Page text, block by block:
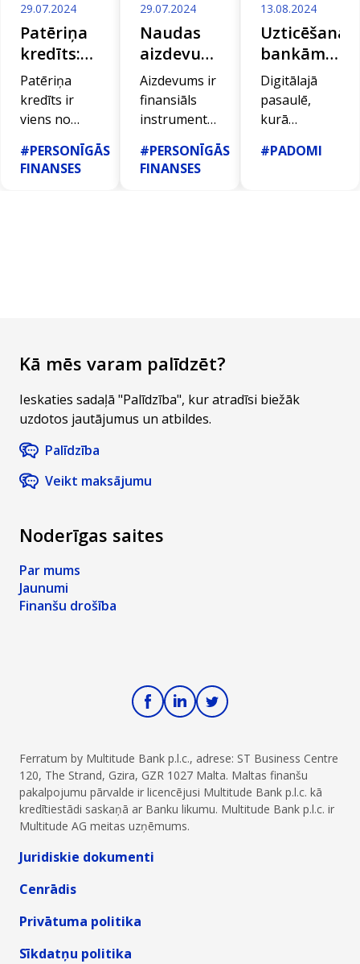
29.07.2024
Patēriņa
kredīts:
atbildīgs
solis
mērķu
Patēriņa
kredīts ir
viens no
veidiem, kā
iegūt papildu
#PERSONĪGĀS
FINANSES
29.07.2024
Naudas
aizdevumi
Latvijā:
priekšrocības
un
Aizdevums ir
finansiāls
instruments,
iespēju gan
fiziskām, gan
uzņēmējdarbības
#PERSONĪGĀS
FINANSES
13.08.2024
Uzticēšanās
bankām
ar jūsu
datiem:
Jūsu
drošībai
Digitālajā
pasaulē,
kurā
informācija
#PADOMI
Kā mēs varam palīdzēt?
Ieskaties sadaļā "Palīdzība", kur atradīsi biežāk
uzdotos jautājumus un atbildes.
Palīdzība
Veikt maksājumu
Noderīgas saites
Par mums
Jaunumi
Finanšu drošība
Ferratum by Multitude Bank p.l.c., adrese: ST Business Centre
120, The Strand, Gzira, GZR 1027 Malta. Maltas finanšu
pakalpojumu pārvalde ir licencējusi Multitude Bank p.l.c. kā
kredītiestādi saskaņā ar Banku likumu. Multitude Bank p.l.c. ir
Multitude AG meitas uzņēmums.
Juridiskie dokumenti
Cenrādis
Privātuma politika
Sīkdatņu politika